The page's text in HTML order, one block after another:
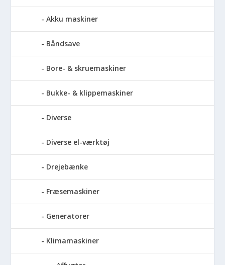
Akku maskiner
Båndsave
Bore- & skruemaskiner
Bukke- & klippemaskiner
Diverse
Diverse el-værktøj
Drejebænke
Fræsemaskiner
Generatorer
Klimamaskiner